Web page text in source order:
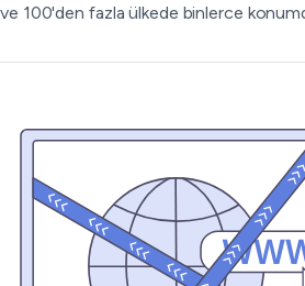
ve 100'den fazla ülkede binlerce